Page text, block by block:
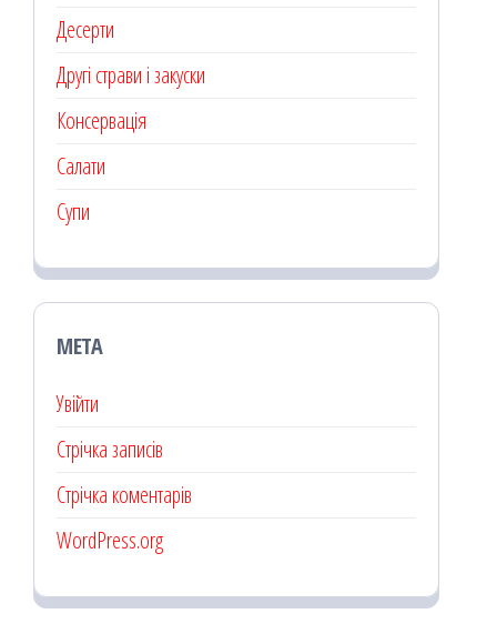
Десерти
Другі страви і закуски
Консервація
Салати
Супи
МЕТА
Увійти
Стрічка записів
Стрічка коментарів
WordPress.org